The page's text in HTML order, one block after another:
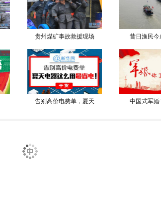
贵州煤矿事故救援现场 昔日渔民今
告别高价电费单，夏天 中国式军婚